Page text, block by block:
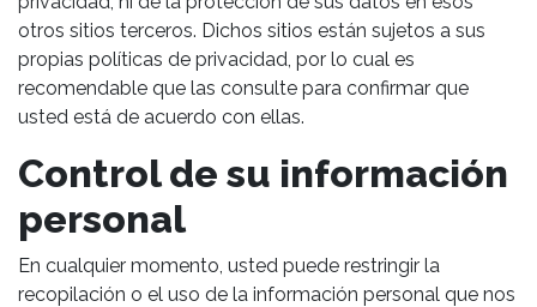
otros sitios terceros. Dichos sitios están sujetos a sus
propias políticas de privacidad, por lo cual es
recomendable que las consulte para confirmar que
usted está de acuerdo con ellas.
Control de su información
personal
En cualquier momento, usted puede restringir la
recopilación o el uso de la información personal que nos